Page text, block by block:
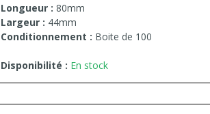
Longueur : 80mm
Largeur : 44mm
Conditionnement : Boite de 100
Disponibilité : En stock